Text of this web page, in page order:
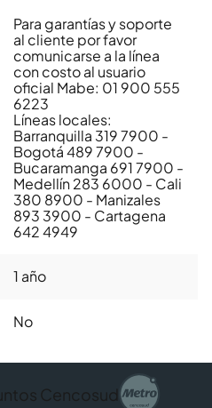
Para garantías y soporte
al cliente por favor
comunicarse a la línea
con costo al usuario
oficial Mabe: 01 900 555
6223
Líneas locales:
Barranquilla 319 7900 -
Bogotá 489 7900 -
Bucaramanga 691 7900 -
Medellín 283 6000 - Cali
380 8900 - Manizales
893 3900 - Cartagena
642 4949
1 año
No